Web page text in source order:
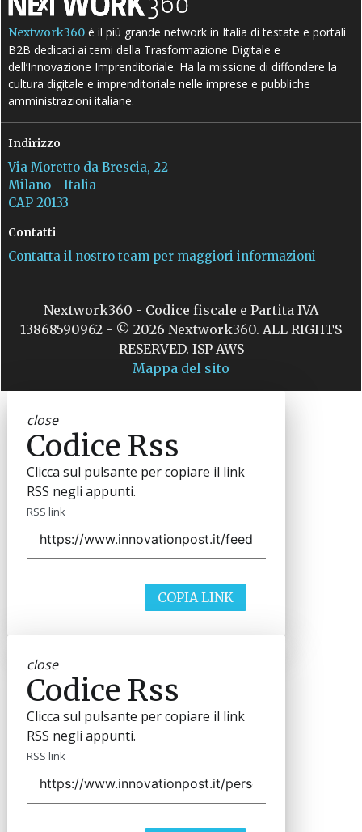
Nextwork360 è il più grande network in Italia di testate e portali
B2B dedicati ai temi della Trasformazione Digitale e
dell’Innovazione Imprenditoriale. Ha la missione di diffondere la
cultura digitale e imprenditoriale nelle imprese e pubbliche
amministrazioni italiane.
Indirizzo
Via Moretto da Brescia, 22
Milano - Italia
CAP 20133
Contatti
Contatta il nostro team per maggiori informazioni
Nextwork360 - Codice fiscale e Partita IVA
13868590962 - © 2026 Nextwork360. ALL RIGHTS
RESERVED. ISP AWS
Mappa del sito
close
Codice Rss
Clicca sul pulsante per copiare il link
RSS negli appunti.
RSS link
COPIA LINK
close
Codice Rss
Clicca sul pulsante per copiare il link
RSS negli appunti.
RSS link